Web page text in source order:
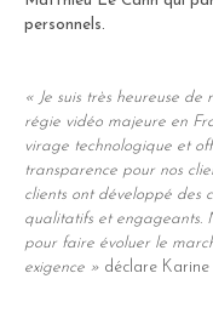
personnels.
« Je suis très heureuse
régie vidéo majeure en
virage technologique et
transparence pour nos
clients ont développé des
qualitatifs et engageants.
pour faire évoluer le
exigence » déclare Karine